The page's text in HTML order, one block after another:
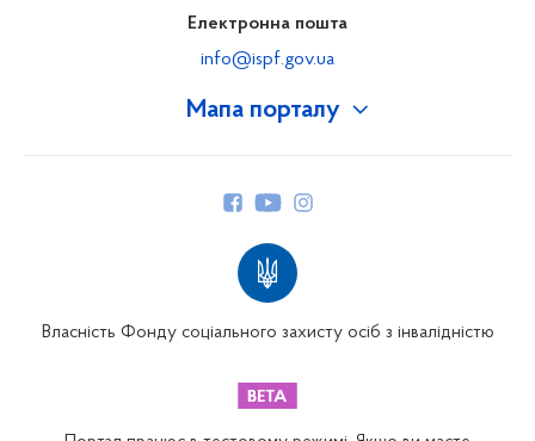
Мапа порталу
Електронна пошта
info@ispf.gov.ua
Власність Фонду соціального захисту осіб з інвалідністю